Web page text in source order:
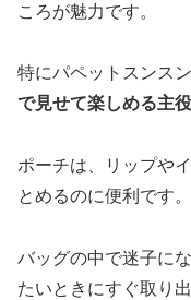
ころが魅力です。
特にパペットスンス
で見せて楽しめる主
ポーチは、リップや
とめるのに便利です。
バッグの中で迷子に
たいときにすぐ取り